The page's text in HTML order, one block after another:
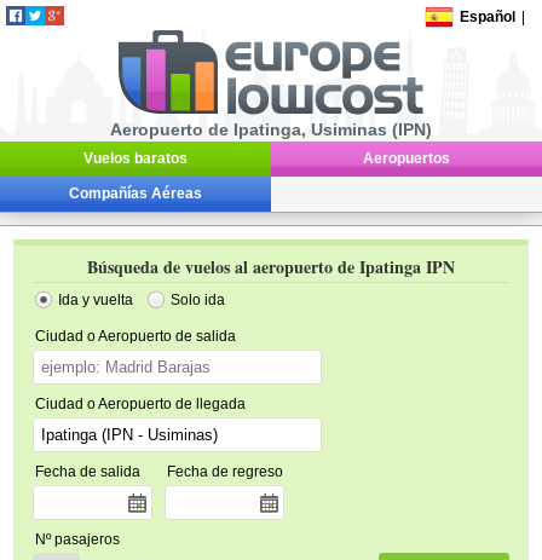
Español
Aeropuerto de Ipatinga, Usiminas (IPN)
Vuelos baratos Aeropuertos
Compañías Aéreas
Búsqueda de vuelos al aeropuerto de Ipatinga IPN
Ida y vuelta Solo ida
Ciudad o Aeropuerto de salida
Ciudad o Aeropuerto de llegada
Fecha de salida Fecha de regreso
Nº pasajeros